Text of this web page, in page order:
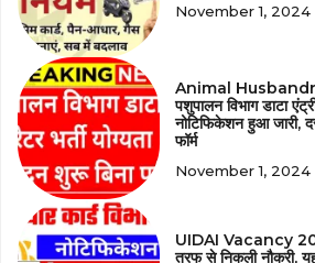
November 1, 2024
Animal
पशुपालन विभाग डाटा
नोटिफिकेशन हुआ जारी,
फॉर्म
November 1, 2024
UIDAI Vacancy
तरफ से निकली नौकरी,